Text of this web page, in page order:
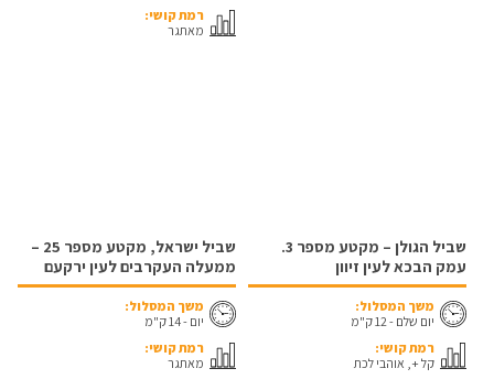
רמת קושי:
מאתגר
שביל הגולן – מקטע מספר 3.
עמק הבכא לעין זיוון
משך המסלול:
יום שלם - 12 ק"מ
רמת קושי:
קל +, אוהבי לכת
שביל ישראל, מקטע מספר 25 –
ממעלה העקרבים לעין ירקעם
משך המסלול:
יום - 14 ק"מ
רמת קושי:
מאתגר